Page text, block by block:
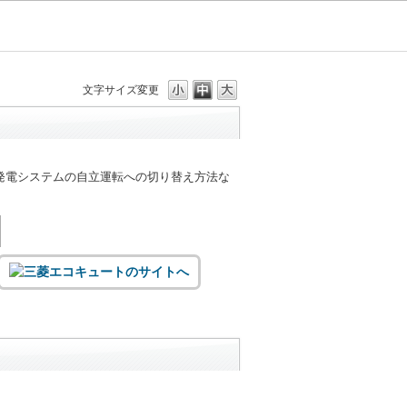
文字サイズ変更
システムの自立運転への切り替え方法な